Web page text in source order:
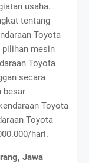
usaha.
tentang
Toyota
pilihan mesin
Toyota
secara
besar
Toyota
Toyota
hari.
Jawa